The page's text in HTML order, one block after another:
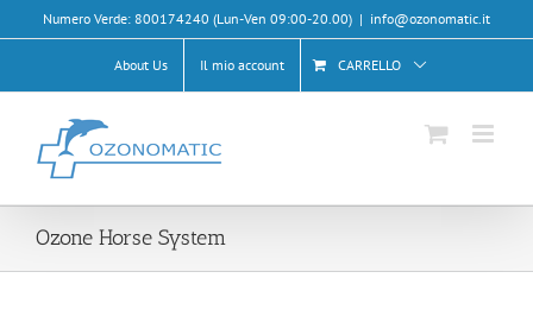
al
Numero Verde: 800174240 (Lun-Ven 09:00-20.00) | info@ozonomatic.it
About Us Il mio account CARRELLO
Ozone Horse System